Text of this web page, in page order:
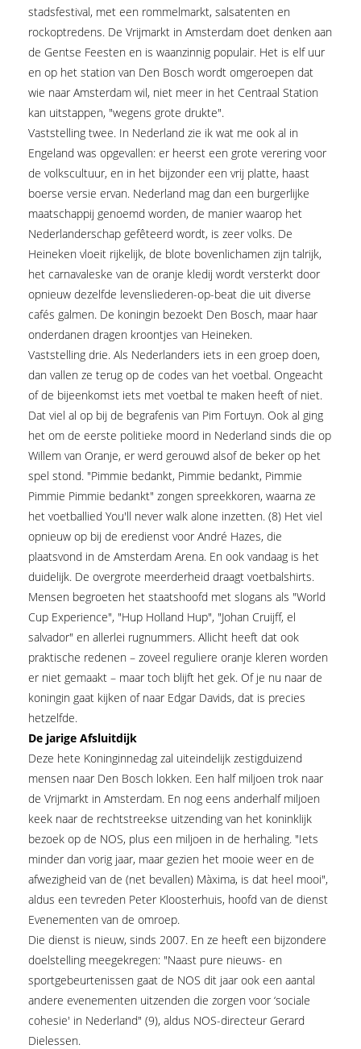
stadsfestival, met een rommelmarkt, salsatenten en
rockoptredens. De Vrijmarkt in Amsterdam doet denken aan
de Gentse Feesten en is waanzinnig populair. Het is elf uur
en op het station van Den Bosch wordt omgeroepen dat
wie naar Amsterdam wil, niet meer in het Centraal Station
kan uitstappen, "wegens grote drukte".
Vaststelling twee. In Nederland zie ik wat me ook al in
Engeland was opgevallen: er heerst een grote verering voor
de volkscultuur, en in het bijzonder een vrij platte, haast
boerse versie ervan. Nederland mag dan een burgerlijke
maatschappij genoemd worden, de manier waarop het
Nederlanderschap gefêteerd wordt, is zeer volks. De
Heineken vloeit rijkelijk, de blote bovenlichamen zijn talrijk,
het carnavaleske van de oranje kledij wordt versterkt door
opnieuw dezelfde levensliederen-op-beat die uit diverse
cafés galmen. De koningin bezoekt Den Bosch, maar haar
onderdanen dragen kroontjes van Heineken.
Vaststelling drie. Als Nederlanders iets in een groep doen,
dan vallen ze terug op de codes van het voetbal. Ongeacht
of de bijeenkomst iets met voetbal te maken heeft of niet.
Dat viel al op bij de begrafenis van Pim Fortuyn. Ook al ging
het om de eerste politieke moord in Nederland sinds die op
Willem van Oranje, er werd gerouwd alsof de beker op het
spel stond. "Pimmie bedankt, Pimmie bedankt, Pimmie
Pimmie Pimmie bedankt" zongen spreekkoren, waarna ze
het voetballied You'll never walk alone inzetten. (8) Het viel
opnieuw op bij de eredienst voor André Hazes, die
plaatsvond in de Amsterdam Arena. En ook vandaag is het
duidelijk. De overgrote meerderheid draagt voetbalshirts.
Mensen begroeten het staatshoofd met slogans als "World
Cup Experience", "Hup Holland Hup", "Johan Cruijff, el
salvador" en allerlei rugnummers. Allicht heeft dat ook
praktische redenen – zoveel reguliere oranje kleren worden
er niet gemaakt – maar toch blijft het gek. Of je nu naar de
koningin gaat kijken of naar Edgar Davids, dat is precies
hetzelfde.
De jarige Afsluitdijk
Deze hete Koninginnedag zal uiteindelijk zestigduizend
mensen naar Den Bosch lokken. Een half miljoen trok naar
de Vrijmarkt in Amsterdam. En nog eens anderhalf miljoen
keek naar de rechtstreekse uitzending van het koninklijk
bezoek op de NOS, plus een miljoen in de herhaling. "Iets
minder dan vorig jaar, maar gezien het mooie weer en de
afwezigheid van de (net bevallen) Màxima, is dat heel mooi",
aldus een tevreden Peter Kloosterhuis, hoofd van de dienst
Evenementen van de omroep.
Die dienst is nieuw, sinds 2007. En ze heeft een bijzondere
doelstelling meegekregen: "Naast pure nieuws- en
sportgebeurtenissen gaat de NOS dit jaar ook een aantal
andere evenementen uitzenden die zorgen voor ‘sociale
cohesie' in Nederland" (9), aldus NOS-directeur Gerard
Dielessen.